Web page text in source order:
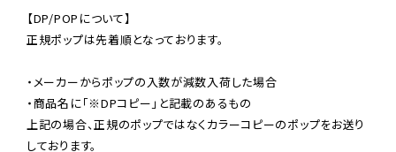
【DP/POPについて】
正規ポップは先着順となっております。
・メーカーからポップの入数が減数入荷した場合
・商品名に「※DPコピー」と記載のあるもの
上記の場合、正規のポップではなくカラーコピーのポップをお送り
しております。